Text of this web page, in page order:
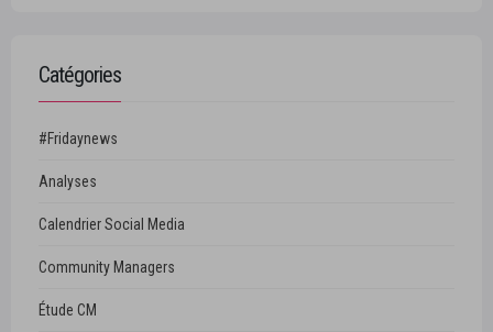
Catégories
#Fridaynews
Analyses
Calendrier Social Media
Community Managers
Étude CM